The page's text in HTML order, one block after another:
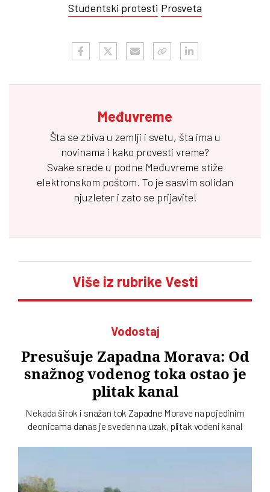
Studentski protesti Prosveta
Međuvreme
Šta se zbiva u zemlji i svetu, šta ima u
novinama i kako provesti vreme?
Svake srede u podne Međuvreme stiže
elektronskom poštom. To je sasvim solidan
njuzleter i zato se prijavite!
Više iz rubrike Vesti
Vodostaj
Presušuje Zapadna Morava: Od
snažnog vodenog toka ostao je
plitak kanal
Nekada širok i snažan tok Zapadne Morave na pojedinim
deonicama danas je sveden na uzak, plitak vodeni kanal